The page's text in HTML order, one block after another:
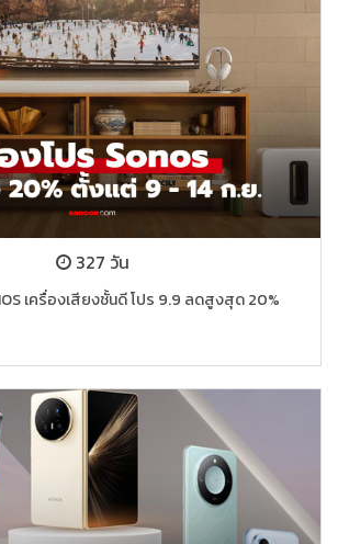
327 วัน
เครื่องเสียงชั้นดี โปร 9.9 ลดสูงสุด 20%